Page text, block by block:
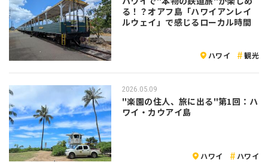
る！？オアフ島「ハワイアンレイ
ルウェイ」で感じるローカル時間
ハワイ 観光
2026.05.09
"楽園の住人、旅に出る"第1回：ハ
ワイ・カウアイ島
ハワイ ハワイ